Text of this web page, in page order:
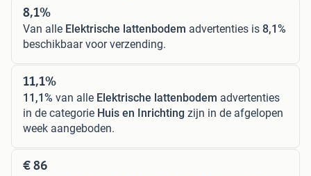
8,1%
Van alle Elektrische lattenbodem advertenties is 8,1%
beschikbaar voor verzending.
11,1%
11,1% van alle Elektrische lattenbodem advertenties
in de categorie Huis en Inrichting zijn in de afgelopen
week aangeboden.
€ 86